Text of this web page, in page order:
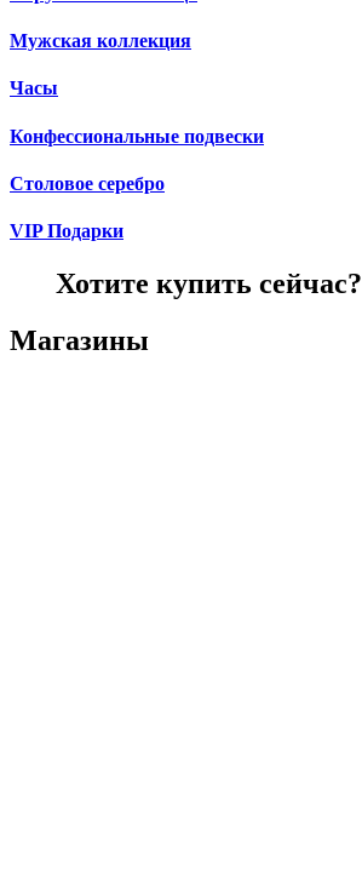
Мужская коллекция
Часы
Конфессиональные подвески
Столовое серебро
VIP Подарки
Хотите купить сейчас?
Магазины